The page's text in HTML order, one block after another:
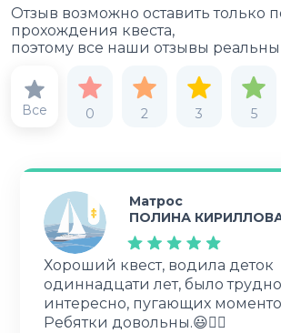
Отзыв возможно оставить только
прохождения квеста,
поэтому все наши отзывы реальны
Все 0 2 3 5
Матрос
ПОЛИНА
Хороший квест, водила деток
одиннадцати лет, было
интересно, пугающих
Ребятки довольны.😃👍🏻